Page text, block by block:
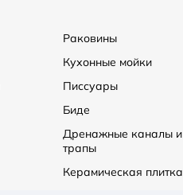
Раковины
Кухонные мойки
Писсуары
Биде
Дренажные каналы и
трапы
Керамическая плитка